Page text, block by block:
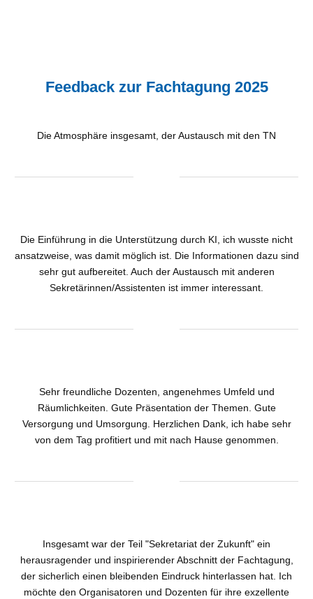
Feedback zur Fachtagung 2025
Die Atmosphäre insgesamt, der Austausch mit den TN
Die Einführung in die Unterstützung durch KI, ich wusste nicht
ansatzweise, was damit möglich ist. Die Informationen dazu sind
sehr gut aufbereitet. Auch der Austausch mit anderen
Sekretärinnen/Assistenten ist immer interessant.
Sehr freundliche Dozenten, angenehmes Umfeld und
Räumlichkeiten. Gute Präsentation der Themen. Gute
Versorgung und Umsorgung. Herzlichen Dank, ich habe sehr
von dem Tag profitiert und mit nach Hause genommen.
Insgesamt war der Teil "Sekretariat der Zukunft" ein
herausragender und inspirierender Abschnitt der Fachtagung,
der sicherlich einen bleibenden Eindruck hinterlassen hat. Ich
möchte den Organisatoren und Dozenten für ihre exzellente